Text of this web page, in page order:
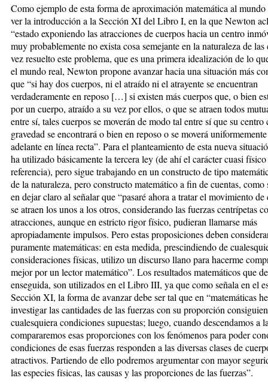
Como ejemplo de esta forma de aproximación matemática al
ver la introducción a la Sección XI del Libro I, en la que Newton
“estado exponiendo las atracciones de cuerpos hacia un centro
muy probablemente no exista cosa semejante en la naturaleza de las
vez resuelto este problema, que es una primera idealización de lo
el mundo real, Newton propone avanzar hacia una situación más
que “si hay dos cuerpos, ni el atraído ni el atrayente se encuentran
verdaderamente en reposo […] si existen más cuerpos que, o bien
por un cuerpo, atraído a su vez por ellos, o que se atraen todos
entre sí, tales cuerpos se moverán de modo tal entre sí que su centro
gravedad se encontrará o bien en reposo o se moverá
adelante en línea recta”. Para el planteamiento de esta nueva
ha utilizado básicamente la tercera ley (de ahí el carácter cuasi
referencia), pero sigue trabajando en un constructo de tipo
de la naturaleza, pero constructo matemático a fin de cuentas, como
en dejar claro al señalar que “pasaré ahora a tratar el movimiento de
se atraen los unos a los otros, considerando las fuerzas centrípetas
atracciones, aunque en estricto rigor físico, pudieran llamarse más
apropiadamente impulsos. Pero estas proposiciones deben
puramente matemáticas: en esta medida, prescindiendo de
consideraciones físicas, utilizo un discurso llano para hacerme
mejor por un lector matemático”. Los resultados matemáticos que
enseguida, son utilizados en el Libro III, ya que como señala en el
Sección XI, la forma de avanzar debe ser tal que en “matemáticas
investigar las cantidades de las fuerzas con su proporción
cualesquiera condiciones supuestas; luego, cuando descendamos a
compararemos esas proporciones con los fenómenos para poder
condiciones de esas fuerzas responden a las diversas clases de
atractivos. Partiendo de ello podremos argumentar con mayor
las especies físicas, las causas y las proporciones de las fuerzas”.